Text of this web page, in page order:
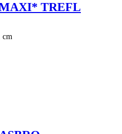
TREFL
cm